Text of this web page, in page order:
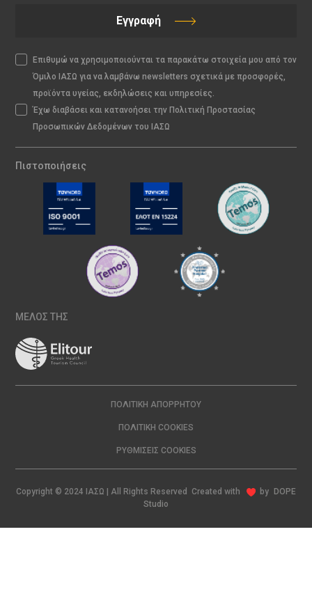
Εγγραφή
Επιθυμώ να χρησιμοποιούνται τα παρακάτω στοιχεία μου από τον
Όμιλο ΙΑΣΩ για να λαμβάνω newsletters σχετικά με προσφορές,
προϊόντα υγείας, εκδηλώσεις και υπηρεσίες.
Έχω διαβάσει και κατανοήσει την Πολιτική Προστασίας
Προσωπικών Δεδομένων του ΙΑΣΩ
Πιστοποιήσεις
ΜΕΛΟΣ ΤΗΣ
ΠΟΛΙΤΙΚΉ ΑΠΟΡΡΉΤΟΥ
ΠΟΛΙΤΙΚΉ COOKIES
ΡΥΘΜΊΣΕΙΣ COOKIES
Copyright © 2024 ΙΑΣΩ | All Rights Reserved Created with by
DOPE
Studio